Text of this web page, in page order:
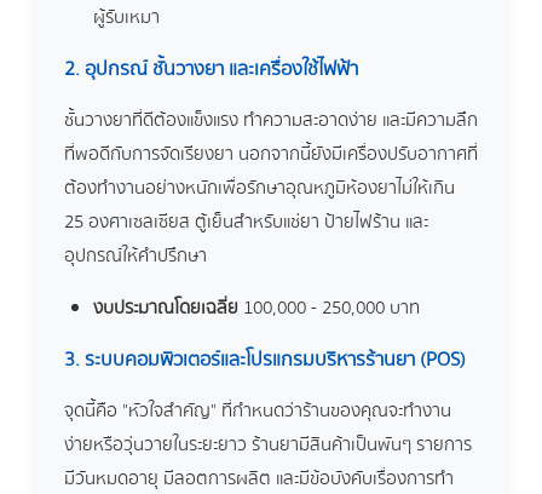
ผู้รับเหมา
2. อุปกรณ์ ชั้นวางยา และเครื่องใช้ไฟฟ้า
ชั้นวางยาที่ดีต้องแข็งแรง ทำความสะอาดง่าย และมีความลึก
ที่พอดีกับการจัดเรียงยา นอกจากนี้ยังมีเครื่องปรับอากาศที่
ต้องทำงานอย่างหนักเพื่อรักษาอุณหภูมิห้องยาไม่ให้เกิน
25 องศาเซลเซียส ตู้เย็นสำหรับแช่ยา ป้ายไฟร้าน และ
อุปกรณ์ให้คำปรึกษา
งบประมาณโดยเฉลี่ย100,000 - 250,000 บาท
3. ระบบคอมพิวเตอร์และโปรแกรมบริหารร้านยา (POS)
จุดนี้คือ "หัวใจสำคัญ" ที่กำหนดว่าร้านของคุณจะทำงาน
ง่ายหรือวุ่นวายในระยะยาว ร้านยามีสินค้าเป็นพันๆ รายการ
มีวันหมดอายุ มีลอตการผลิต และมีข้อบังคับเรื่องการทำ